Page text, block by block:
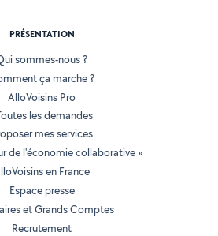
PRÉSENTATION
sommes-nous ?
ça marche ?
AlloVoisins Pro
les demandes
mes services
de l'économie collaborative »
en France
Espace presse
et Grands Comptes
Recrutement